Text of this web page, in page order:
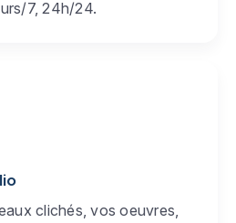
7, 24h/24.
clichés, vos oeuvres,